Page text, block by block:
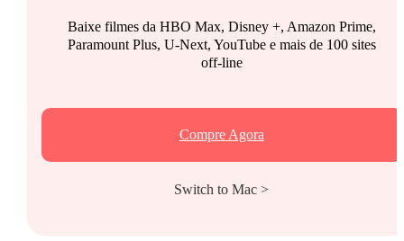
Baixe filmes da HBO Max, Disney +, Amazon Prime,
Paramount Plus, U-Next, YouTube e mais de 100 sites
off-line
Compre Agora
Switch to Mac >